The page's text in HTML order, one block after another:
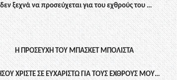
ξεχνά να προσεύχεται για του εχθρούς του …
Η ΠΡΟΣΕΥΧΗ ΤΟΥ ΜΠΑΣΚΕΤ ΜΠΟΛΙΣΤΑ
ΧΡΙΣΤΕ ΣΕ ΕΥΧΑΡΙΣΤΩ ΓΙΑ ΤΟΥΣ ΕΧΘΡΟΥΣ ΜΟΥ…